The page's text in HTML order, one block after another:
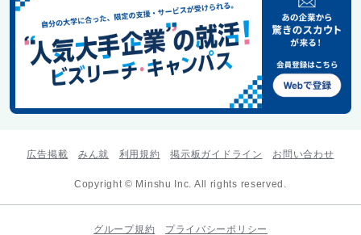
広告掲載 みん就 利用規約 掲示板ガイドライン お問い合わせ
Copyright © Minshu Inc. All rights reserved.
グループ規約 プライバシーポリシー